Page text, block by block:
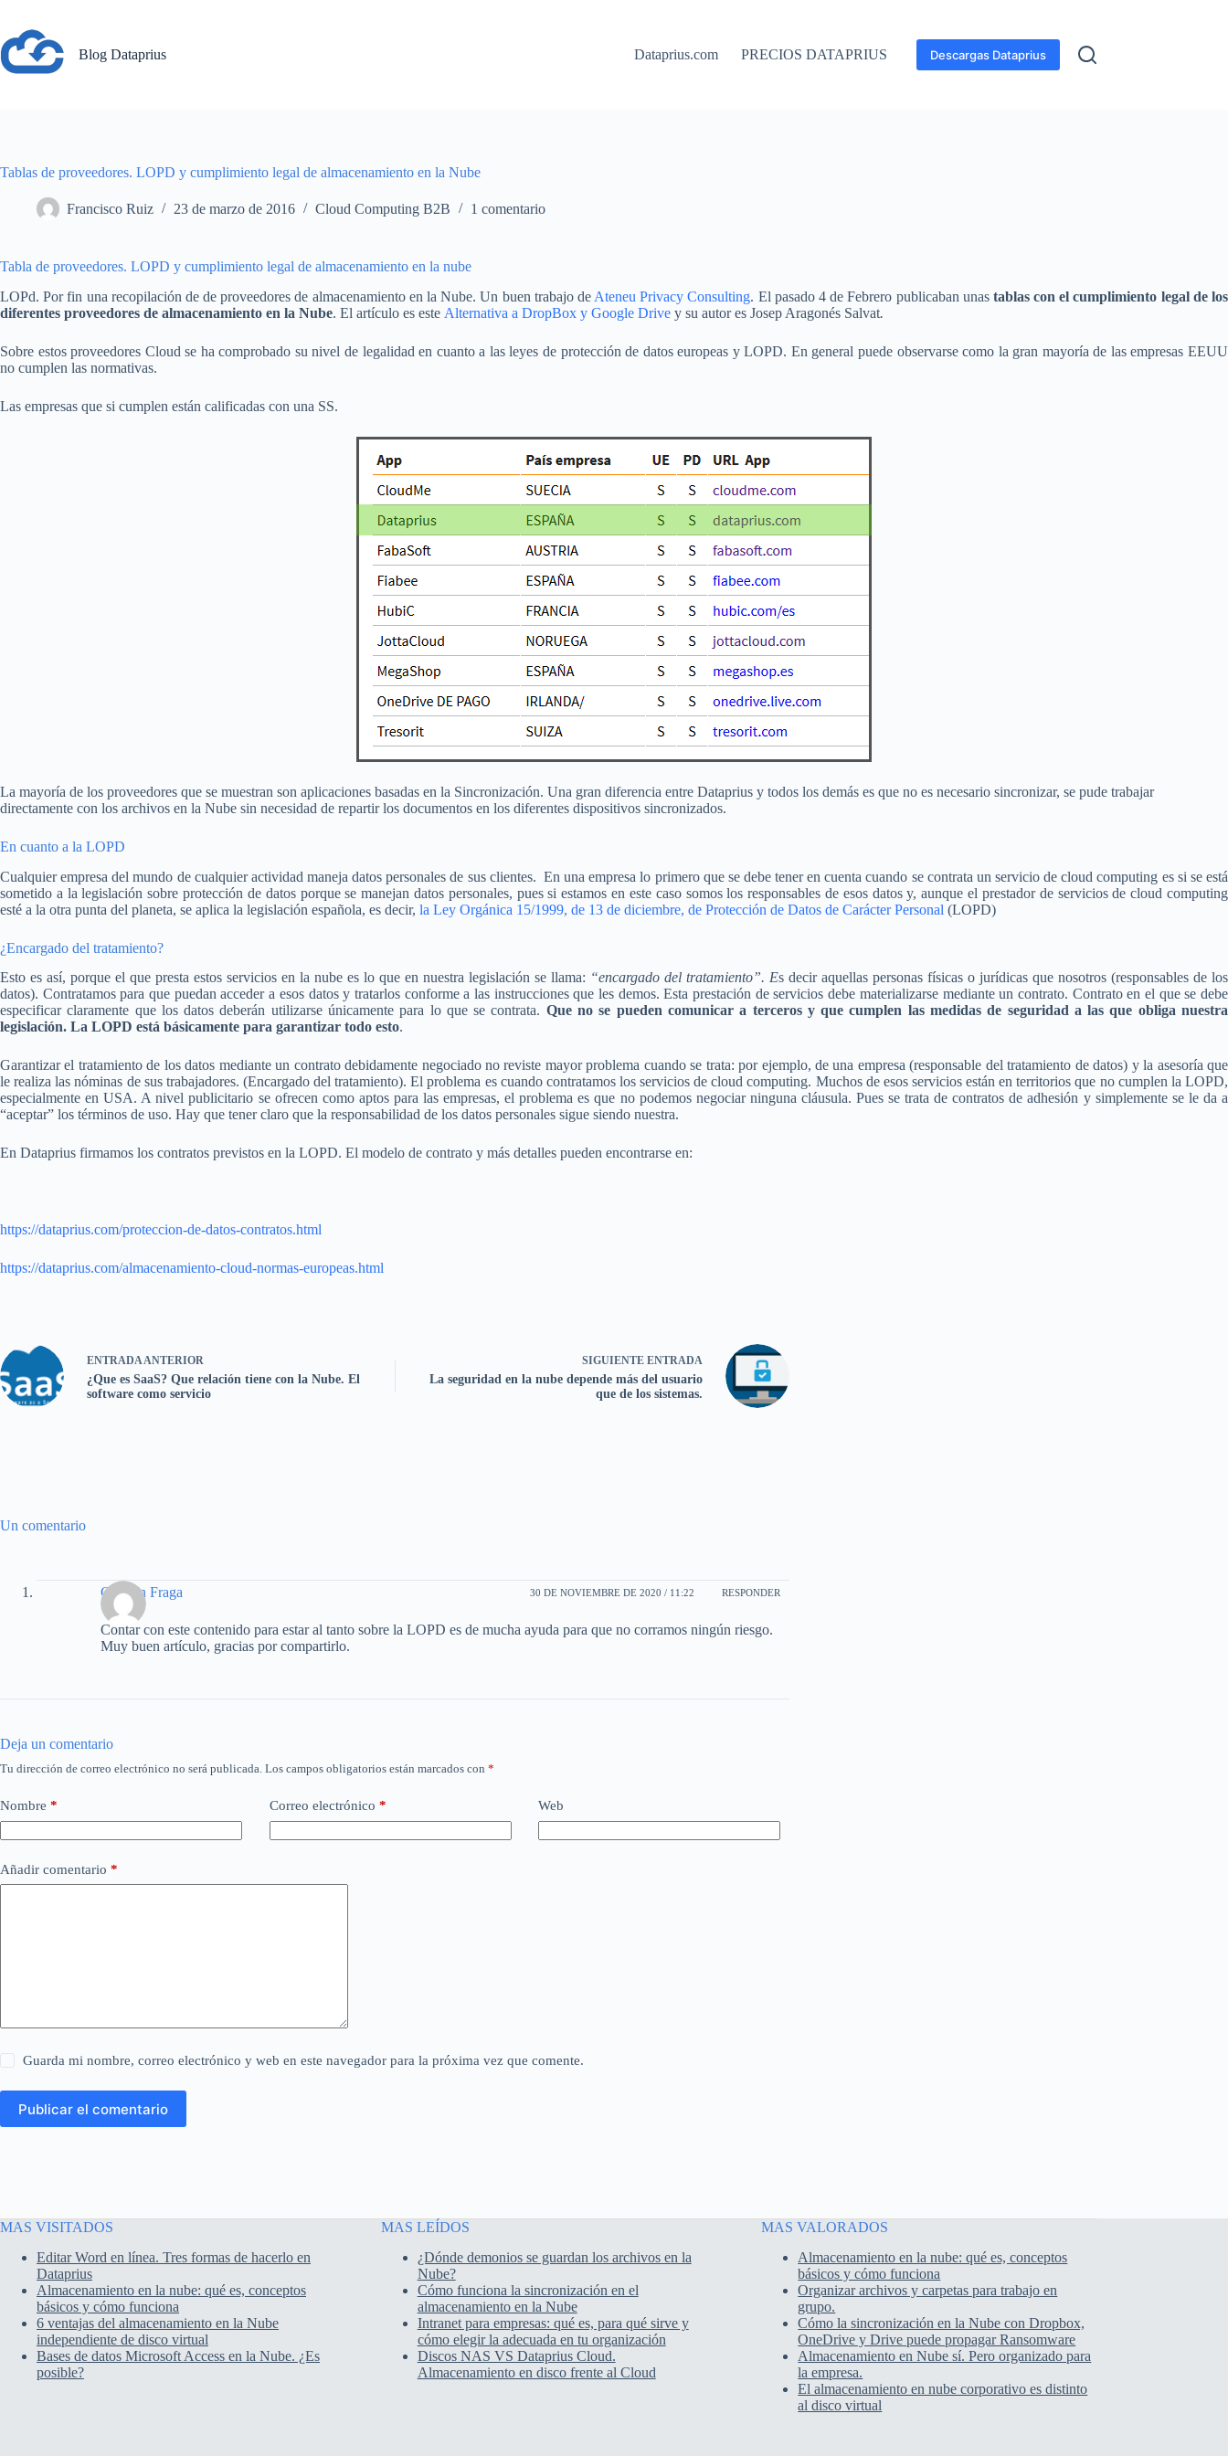
contenido
Blog Dataprius
Dataprius.com PRECIOS DATAPRIUS Descargas Dataprius
Tablas de proveedores. LOPD y cumplimiento legal de almacenamiento en la Nube
Francisco Ruiz 23 de marzo de 2016 Cloud Computing B2B 1 comentario
Tabla de proveedores. LOPD y cumplimiento legal de almacenamiento en la nube
LOPd. Por fin una recopilación de de proveedores de almacenamiento en la Nube. Un buen trabajo de Ateneu Privacy Consulting. El pasado 4 de Febrero publicaban unas tablas con el cumplimiento legal de los
diferentes proveedores de almacenamiento en la Nube. El artículo es este Alternativa a DropBox y Google Drive y su autor es Josep Aragonés Salvat.
Sobre estos proveedores Cloud se ha comprobado su nivel de legalidad en cuanto a las leyes de protección de datos europeas y LOPD. En general puede observarse como la gran mayoría de las empresas EEUU
no cumplen las normativas.
Las empresas que si cumplen están calificadas con una SS.
La mayoría de los proveedores que se muestran son aplicaciones basadas en la Sincronización. Una gran diferencia entre Dataprius y todos los demás es que no es necesario sincronizar, se pude trabajar
directamente con los archivos en la Nube sin necesidad de repartir los documentos en los diferentes dispositivos sincronizados.
En cuanto a la LOPD
Cualquier empresa del mundo de cualquier actividad maneja datos personales de sus clientes. En una empresa lo primero que se debe tener en cuenta cuando se contrata un servicio de cloud computing es si se está
sometido a la legislación sobre protección de datos porque se manejan datos personales, pues si estamos en este caso somos los responsables de esos datos y, aunque el prestador de servicios de cloud computing
esté a la otra punta del planeta, se aplica la legislación española, es decir, la Ley Orgánica 15/1999, de 13 de diciembre, de Protección de Datos de Carácter Personal (LOPD)
¿Encargado del tratamiento?
Esto es así, porque el que presta estos servicios en la nube es lo que en nuestra legislación se llama: “encargado del tratamiento”. Es decir aquellas personas físicas o jurídicas que nosotros (responsables de los
datos). Contratamos para que puedan acceder a esos datos y tratarlos conforme a las instrucciones que les demos. Esta prestación de servicios debe materializarse mediante un contrato. Contrato en el que se debe
especificar claramente que los datos deberán utilizarse únicamente para lo que se contrata. Que no se pueden comunicar a terceros y que cumplen las medidas de seguridad a las que obliga nuestra
legislación. La LOPD está básicamente para garantizar todo esto.
Garantizar el tratamiento de los datos mediante un contrato debidamente negociado no reviste mayor problema cuando se trata: por ejemplo, de una empresa (responsable del tratamiento de datos) y la asesoría que
le realiza las nóminas de sus trabajadores. (Encargado del tratamiento). El problema es cuando contratamos los servicios de cloud computing. Muchos de esos servicios están en territorios que no cumplen la LOPD,
especialmente en USA. A nivel publicitario se ofrecen como aptos para las empresas, el problema es que no podemos negociar ninguna cláusula. Pues se trata de contratos de adhesión y simplemente se le da a
“aceptar” los términos de uso. Hay que tener claro que la responsabilidad de los datos personales sigue siendo nuestra.
En Dataprius firmamos los contratos previstos en la LOPD. El modelo de contrato y más detalles pueden encontrarse en:
https://dataprius.com/proteccion-de-datos-contratos.html
https://dataprius.com/almacenamiento-cloud-normas-europeas.html
ENTRADAANTERIOR
¿Que es SaaS? Que relación tiene con la Nube. El
software como servicio
SIGUIENTE ENTRADA
La seguridad en la nube depende más del usuario
que de los sistemas.
Un comentario
Carmen Fraga 30 DE NOVIEMBRE DE 2020 / 11:22 RESPONDER
Contar con este contenido para estar al tanto sobre la LOPD es de mucha ayuda para que no corramos ningún riesgo.
Muy buen artículo, gracias por compartirlo.
Deja un comentario
Tu dirección de correo electrónico no será publicada. Los campos obligatorios están marcados con *
Nombre * Correo electrónico * Web
Añadir comentario *
Guarda mi nombre, correo electrónico y web en este navegador para la próxima vez que comente.
Publicar el comentario
MAS VISITADOS
Editar Word en línea. Tres formas de hacerlo en
Dataprius
Almacenamiento en la nube: qué es, conceptos
básicos y cómo funciona
6 ventajas del almacenamiento en la Nube
independiente de disco virtual
Bases de datos Microsoft Access en la Nube. ¿Es
posible?
MAS LEÍDOS
¿Dónde demonios se guardan los archivos en la
Nube?
Cómo funciona la sincronización en el
almacenamiento en la Nube
Intranet para empresas: qué es, para qué sirve y
cómo elegir la adecuada en tu organización
Discos NAS VS Dataprius Cloud.
Almacenamiento en disco frente al Cloud
MAS VALORADOS
Almacenamiento en la nube: qué es, conceptos
básicos y cómo funciona
Organizar archivos y carpetas para trabajo en
grupo.
Cómo la sincronización en la Nube con Dropbox,
OneDrive y Drive puede propagar Ransomware
Almacenamiento en Nube sí. Pero organizado para
la empresa.
El almacenamiento en nube corporativo es distinto
al disco virtual